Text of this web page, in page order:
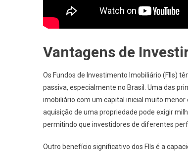
Vantagens de
Os Fundos de Investimento Imobiliário (FIIs)
passiva, especialmente no Brasil. Uma das
imobiliário com um capital inicial muito
aquisição de uma propriedade pode exigir
permitindo que investidores de diferentes
Outro benefício significativo dos FIIs é a